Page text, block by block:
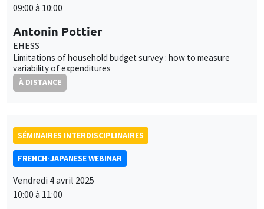
09:00 à 10:00
Antonin Pottier
EHESS
Limitations of household budget survey : how to measure
variability of expenditures
À DISTANCE
SÉMINAIRES INTERDISCIPLINAIRES
FRENCH-JAPANESE WEBINAR
Vendredi 4 avril 2025
10:00 à 11:00